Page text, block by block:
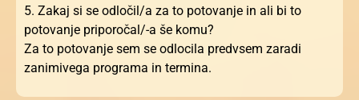
5. Zakaj si se odločil/a za to potovanje in ali bi to
potovanje priporočal/-a še komu?
Za to potovanje sem se odlocila predvsem zaradi
zanimivega programa in termina.